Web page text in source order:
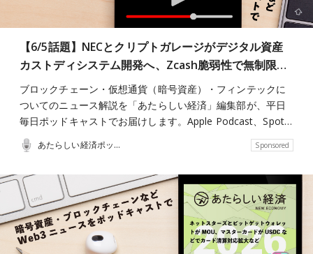
【6/5話題】NECとクリプトガレージがデジタル資産
カストディシステム開発へ、Zcash脆弱性で無制限…
ブロックチェーン・仮想通貨（暗号資産）・フィンテックに
ついてのニュース解説を「あたらしい経済」編集部が、平日
毎日ポッドキャストでお届けします。Apple Podcast、Spot…
あたらしい経済ポッドキャスト Sponsored